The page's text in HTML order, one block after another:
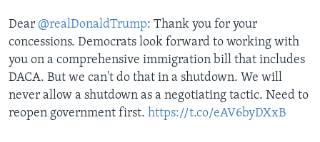
Dear @realDonaldTrump: Thank you for your
concessions. Democrats look forward to working with
you on a comprehensive immigration bill that includes
DACA. But we can't do that in a shutdown. We will
never allow a shutdown as a negotiating tactic. Need to
reopen government first. https://t.co/eAV6byDXxB